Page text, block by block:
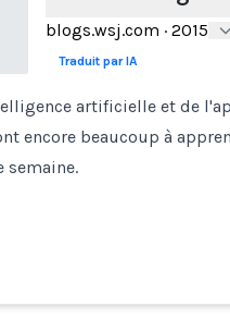
blogs.wsj.com · 2015
Traduit par IA
artificielle et de
encore beaucoup à
semaine.